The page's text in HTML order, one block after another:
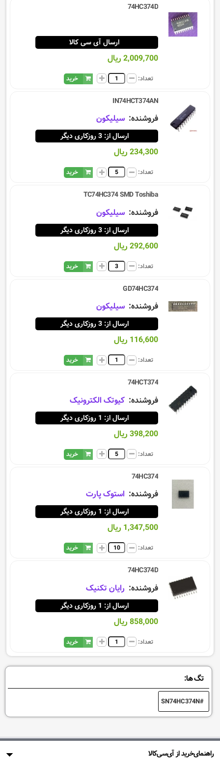
74HC374D
ارسال آی سی کالا
2,009,700 ریال
تعداد: خرید
IN74HCT374AN
فروشنده: سيليكون
ارسال از: 3 روزکاری دیگر
234,300 ریال
تعداد: خرید
TC74HC374 SMD Toshiba
فروشنده: سيليكون
ارسال از: 3 روزکاری دیگر
292,600 ریال
تعداد: خرید
GD74HC374
فروشنده: سيليكون
ارسال از: 3 روزکاری دیگر
116,600 ریال
تعداد: خرید
74HCT374
فروشنده: کیوتک الکترونیک
ارسال از: 1 روزکاری دیگر
398,200 ریال
تعداد: خرید
74HC374
فروشنده: استوک پارت
ارسال از: 1 روزکاری دیگر
1,347,500 ریال
تعداد: خرید
74HC374D
فروشنده: رایان تکنیک
ارسال از: 1 روزکاری دیگر
858,000 ریال
تعداد: خرید
تگ ها:
SN74HC374N
راهنمای‌خرید از آی‌سی‌کالا